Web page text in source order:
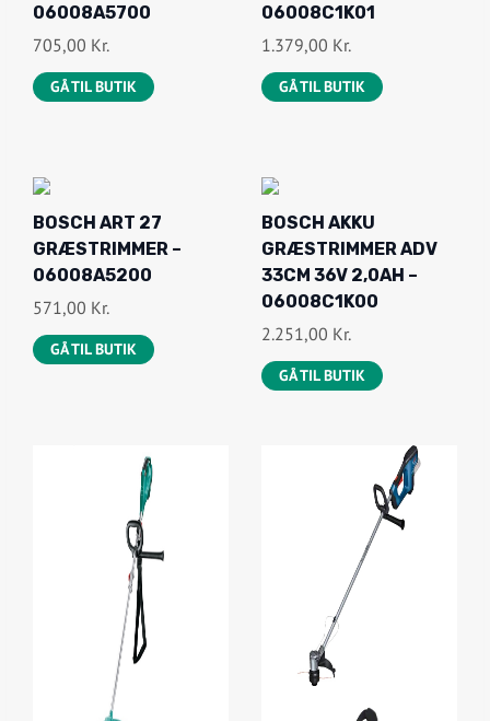
06008A5700
705,00 Kr.
GÅ TIL BUTIK
06008C1K01
1.379,00 Kr.
GÅ TIL BUTIK
BOSCH ART 27
GRÆSTRIMMER –
06008A5200
571,00 Kr.
GÅ TIL BUTIK
BOSCH AKKU
GRÆSTRIMMER ADV
33CM 36V 2,0AH –
06008C1K00
2.251,00 Kr.
GÅ TIL BUTIK